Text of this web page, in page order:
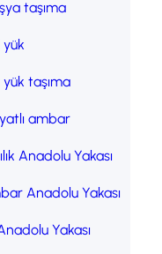
taşıma
taşıma
ambar
Anadolu Yakası
Anadolu Yakası
Yakası